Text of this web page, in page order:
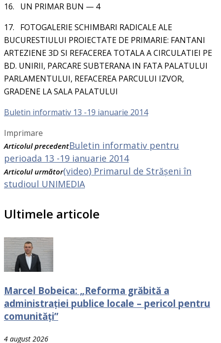
16.
UN PRIMAR BUN — 4
17.
FOTOGALERIE SCHIMBARI RADICALE ALE
BUCURESTIULUI PROIECTATE DE PRIMARIE: FANTANI
ARTEZIENE 3D SI REFACEREA TOTALA A CIRCULATIEI PE
BD. UNIRII, PARCARE SUBTERANA IN FATA PALATULUI
PARLAMENTULUI, REFACEREA PARCULUI IZVOR,
GRADENE LA SALA PALATULUI
Buletin informativ 13 -19 ianuarie 2014
Imprimare
Articolul precedentBuletin informativ pentru
perioada 13 -19 ianuarie 2014
Articolul următor(video) Primarul de Strășeni în
studioul UNIMEDIA
Ultimele articole
Marcel Bobeica: „Reforma grăbită a
administrației publice locale – pericol pentru
comunități”
4 august 2026